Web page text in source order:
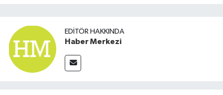
EDITÖR HAKKINDA
Haber Merkezi